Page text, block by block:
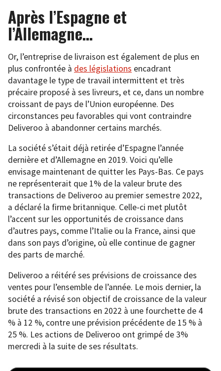
Après l’Espagne et
l’Allemagne…
Or, l’entreprise de livraison est également de plus en
plus confrontée à des législations encadrant
davantage le type de travail intermittent et très
précaire proposé à ses livreurs, et ce, dans un nombre
croissant de pays de l’Union européenne. Des
circonstances peu favorables qui vont contraindre
Deliveroo à abandonner certains marchés.
La société s’était déjà retirée d’Espagne l’année
dernière et d’Allemagne en 2019. Voici qu’elle
envisage maintenant de quitter les Pays-Bas. Ce pays
ne représenterait que 1% de la valeur brute des
transactions de Deliveroo au premier semestre 2022,
a déclaré la firme britannique. Celle-ci met plutôt
l’accent sur les opportunités de croissance dans
d’autres pays, comme l’Italie ou la France, ainsi que
dans son pays d’origine, où elle continue de gagner
des parts de marché.
Deliveroo a réitéré ses prévisions de croissance des
ventes pour l’ensemble de l’année. Le mois dernier, la
société a révisé son objectif de croissance de la valeur
brute des transactions en 2022 à une fourchette de 4
% à 12 %, contre une prévision précédente de 15 % à
25 %. Les actions de Deliveroo ont grimpé de 3%
mercredi à la suite de ses résultats.